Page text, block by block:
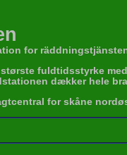
for
fuldtidsstyrke
dækker hele
for skåne